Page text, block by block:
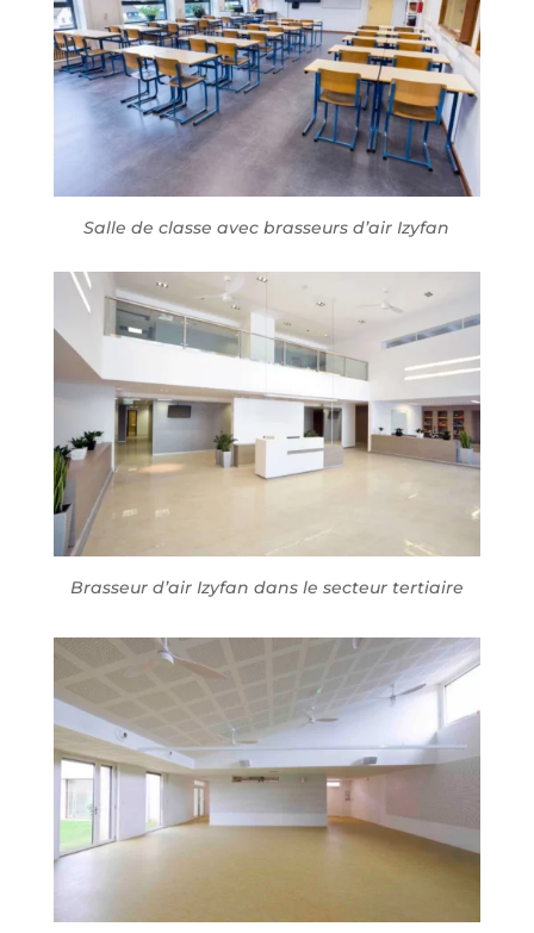
Salle de classe avec brasseurs d’air Izyfan
Brasseur d’air Izyfan dans le secteur tertiaire